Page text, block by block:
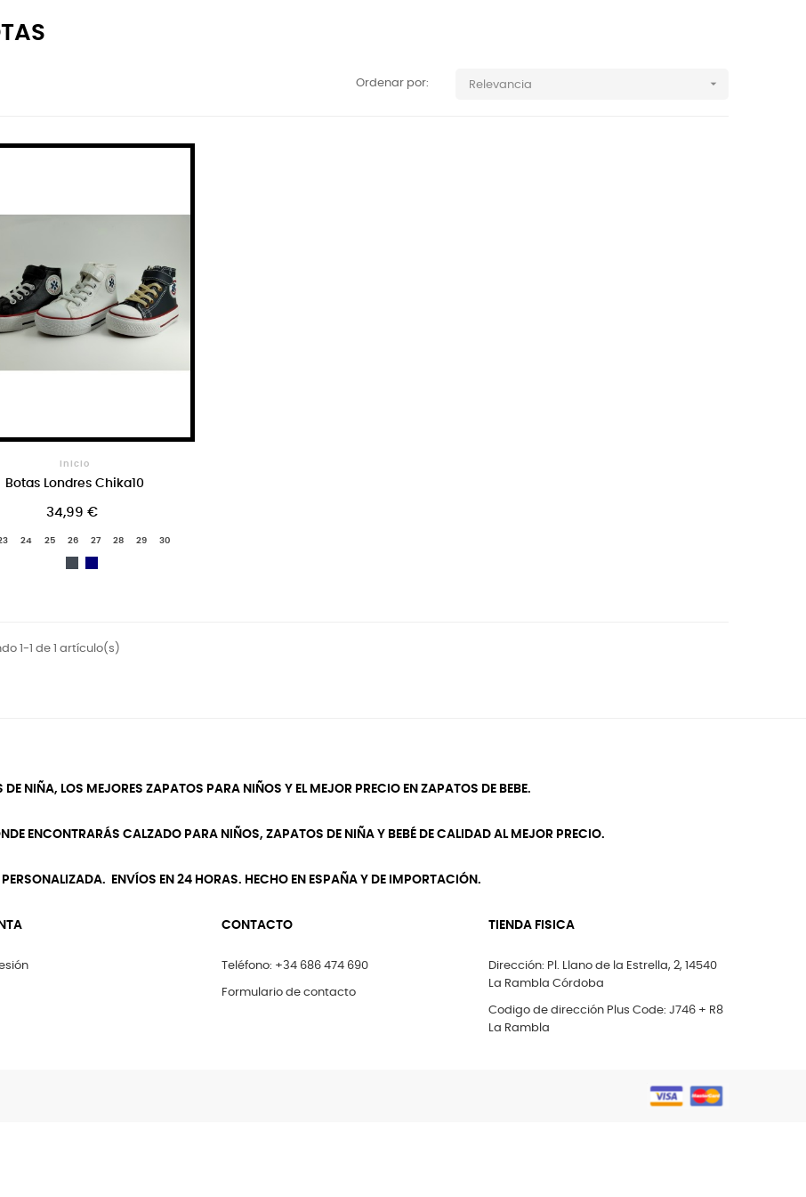
Ordenar por: Relevancia 
Inicio
Botas Londres Chika10
34,99 €
24 25 26 27 28 29 30
1-1 de 1 artículo(s)
DE NIÑA, LOS MEJORES ZAPATOS PARA NIÑOS Y EL MEJOR PRECIO EN ZAPATOS DE BEBE.
ENCONTRARÁS CALZADO PARA NIÑOS, ZAPATOS DE NIÑA Y BEBÉ DE CALIDAD AL MEJOR PRECIO.
ENVÍOS EN 24 HORAS. HECHO EN ESPAÑA Y DE IMPORTACIÓN.
CONTACTO
Teléfono: +34 686 474 690
Formulario de contacto
TIENDA FISICA
Dirección: Pl. Llano de la Estrella, 2, 14540
La Rambla Córdoba
Codigo de dirección Plus Code: J746 + R8
La Rambla